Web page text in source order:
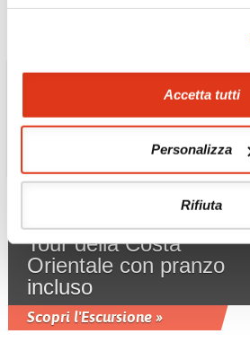
Accetta tutti
Personalizza
Rifiuta
Tour della Costa
Orientale con pranzo
incluso
Scopri l'Escursione »